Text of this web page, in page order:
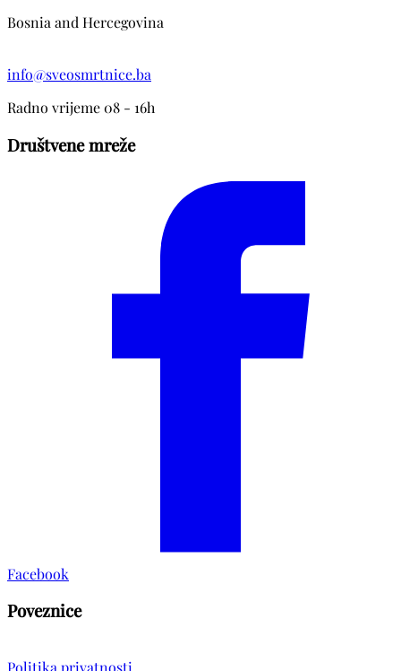
Bosnia and Hercegovina
info@sveosmrtnice.ba
Radno vrijeme 08 - 16h
Društvene mreže
Facebook
Poveznice
Politika privatnosti